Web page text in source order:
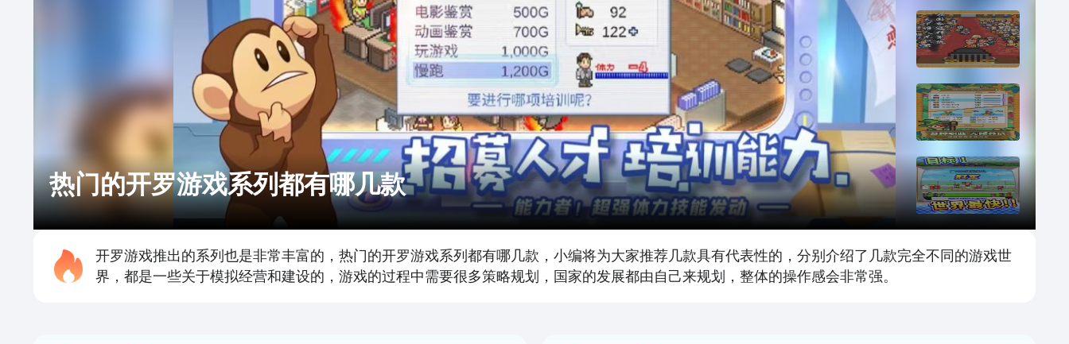
热门的开罗游戏系列都有哪几款
开罗游戏推出的系列也是非常丰富的，热门的开罗游戏系列都有哪几款，小编将为大家推荐几款具有代表性的，分别介绍了几款完全不同的游戏世
界，都是一些关于模拟经营和建设的，游戏的过程中需要很多策略规划，国家的发展都由自己来规划，整体的操作感会非常强。